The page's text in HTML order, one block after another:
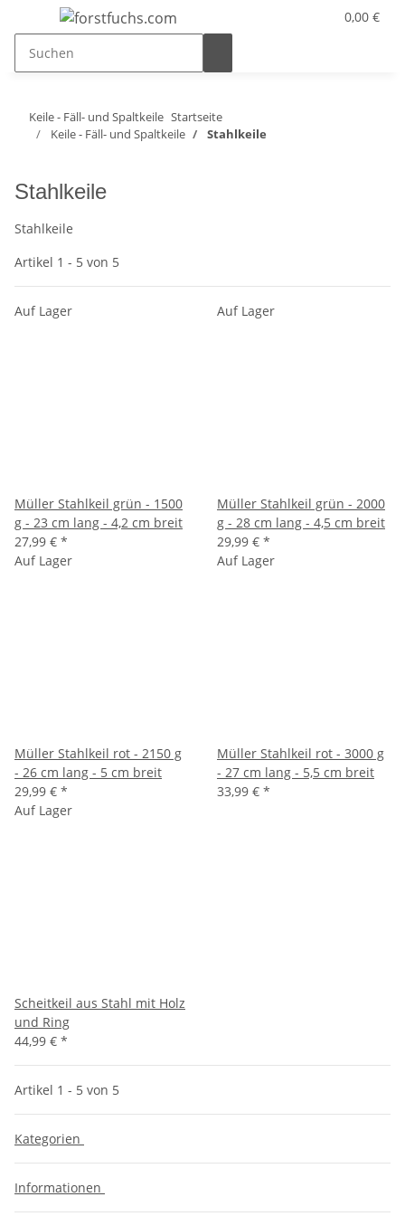
0,00 €
Keile - Fäll- und Spaltkeile Startseite
Keile - Fäll- und Spaltkeile
Stahlkeile
Stahlkeile
Stahlkeile
Artikel 1 - 5 von 5
Auf Lager
Müller Stahlkeil grün - 1500
g - 23 cm lang - 4,2 cm breit
27,99 € *
Auf Lager
Müller Stahlkeil grün - 2000
g - 28 cm lang - 4,5 cm breit
29,99 € *
Auf Lager
Müller Stahlkeil rot - 2150 g
- 26 cm lang - 5 cm breit
29,99 € *
Auf Lager
Müller Stahlkeil rot - 3000 g
- 27 cm lang - 5,5 cm breit
33,99 € *
Auf Lager
Scheitkeil aus Stahl mit Holz
und Ring
44,99 € *
Artikel 1 - 5 von 5
Kategorien
Informationen